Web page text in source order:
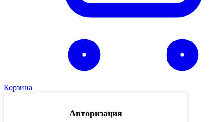
Корзина
Авторизация